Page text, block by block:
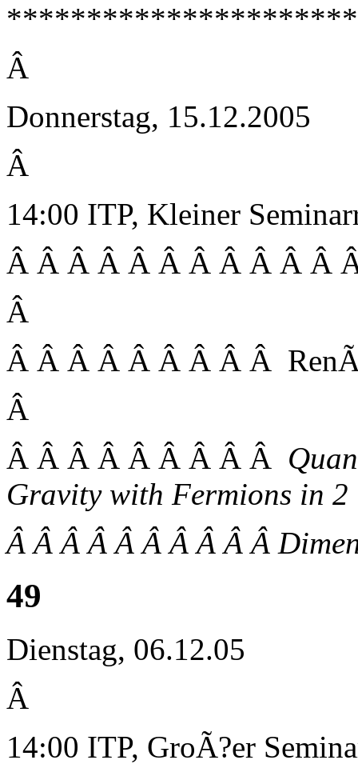
Â
Donnerstag, 15.12.2005
Â
14:00 ITP, Kleiner
Â Â Â Â Â Â Â Â Â Â Â
Â
Â Â Â Â Â Â Â Â Â
Â
Â Â Â Â Â Â Â Â Â
Gravity with Fermions in 2
Â Â Â Â Â Â Â Â Â Â
49
Dienstag, 06.12.05
Â
14:00 ITP, GroÃ?er